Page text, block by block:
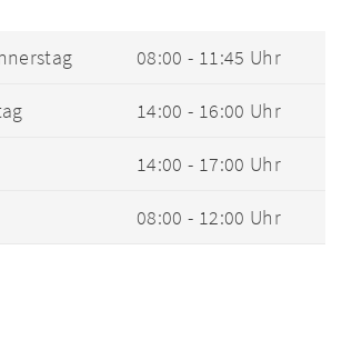
08:00 - 11:45 Uhr
14:00 - 16:00 Uhr
14:00 - 17:00 Uhr
08:00 - 12:00 Uhr